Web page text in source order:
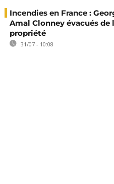
Incendies en France :
Amal Clonney évacués de
propriété
31/07 - 10:08